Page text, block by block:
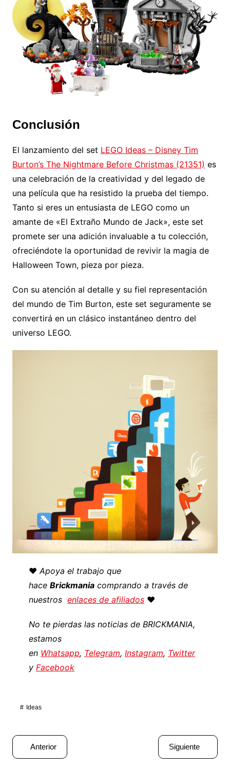
Conclusión
El lanzamiento del set LEGO Ideas – Disney Tim
Burton’s The Nightmare Before Christmas (21351) es
una celebración de la creatividad y del legado de
una película que ha resistido la prueba del tiempo.
Tanto si eres un entusiasta de LEGO como un
amante de «El Extraño Mundo de Jack», este set
promete ser una adición invaluable a tu colección,
ofreciéndote la oportunidad de revivir la magia de
Halloween Town, pieza por pieza.
Con su atención al detalle y su fiel representación
del mundo de Tim Burton, este set seguramente se
convertirá en un clásico instantáneo dentro del
universo LEGO.
♥️Apoya el trabajo que
hace Brickmaniacomprando a través de
nuestros enlaces de afiliados♥️
No te pierdas las noticias de BRICKMANIA,
estamos
en Whatsapp, Telegram, Instagram, Twitter
y Facebook
Ideas
Navegación
de
Anterior Siguiente